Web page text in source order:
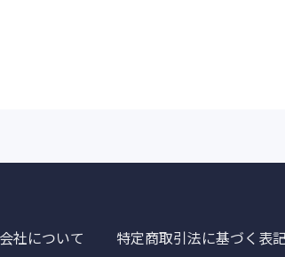
社について 特定商取引法に基づく表